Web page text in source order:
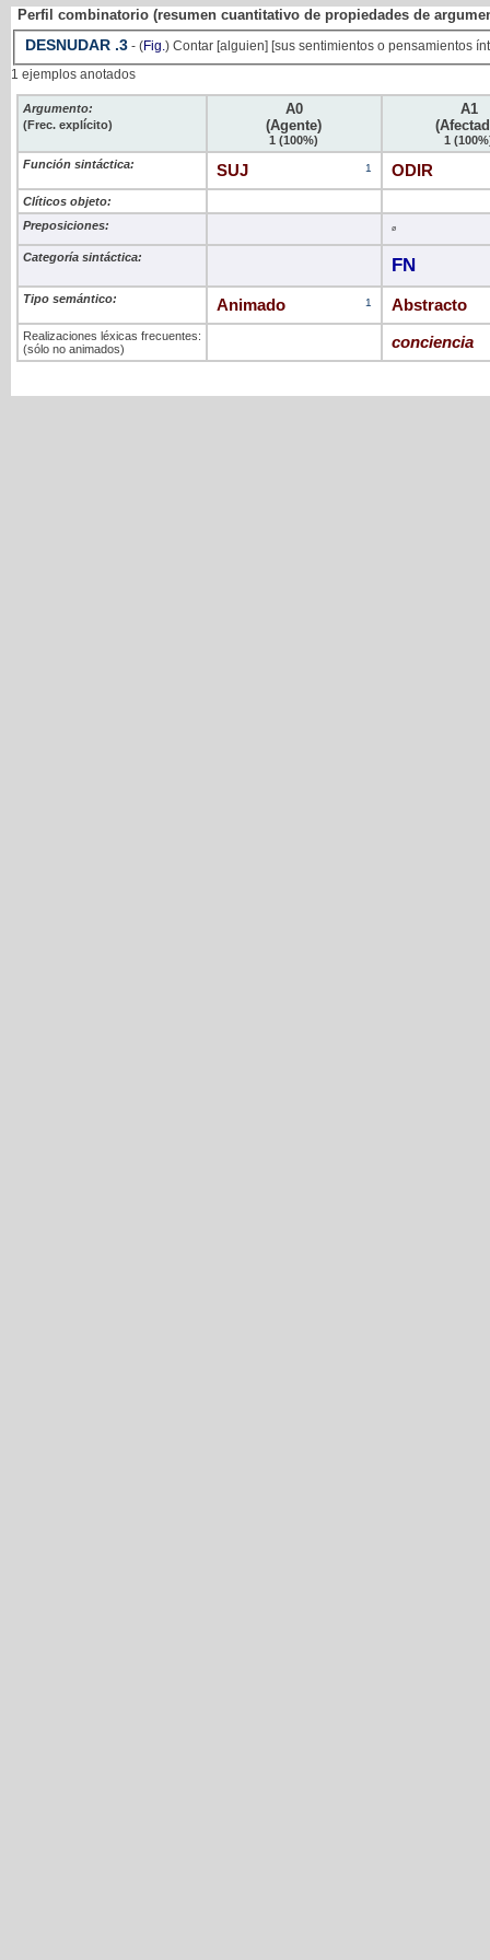
Perfil combinatorio (resumen cuantitativo de propiedades de
DESNUDAR .3 - (Fig.) Contar [alguien] [sus sentimientos o pensamientos
1 ejemplos anotados
Argumento:
(Frec. explícito)
A0
(Agente)
1 (100%)
A1
1
Función sintáctica:
SUJ 1 ODIR
Clíticos objeto:
Preposiciones:
ø
Categoría sintáctica: FN
Tipo semántico: Animado 1 Abstracto
Realizaciones léxicas frecuentes:
(sólo no animados)
conciencia